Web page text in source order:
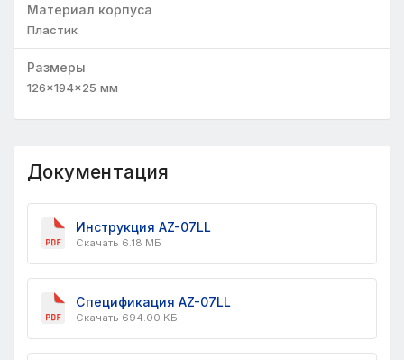
Материал корпуса
Пластик
Размеры
126×194×25 мм
Документация
Инструкция AZ-07LL
Скачать 6.18 МБ
Спецификация AZ-07LL
Скачать 694.00 КБ